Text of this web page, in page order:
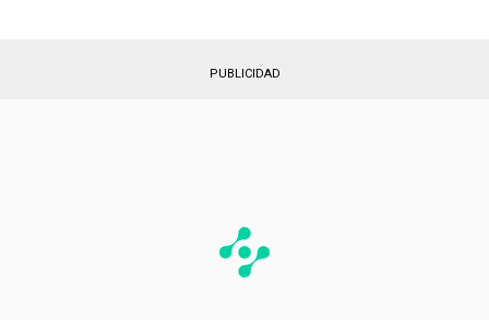
PUBLICIDAD